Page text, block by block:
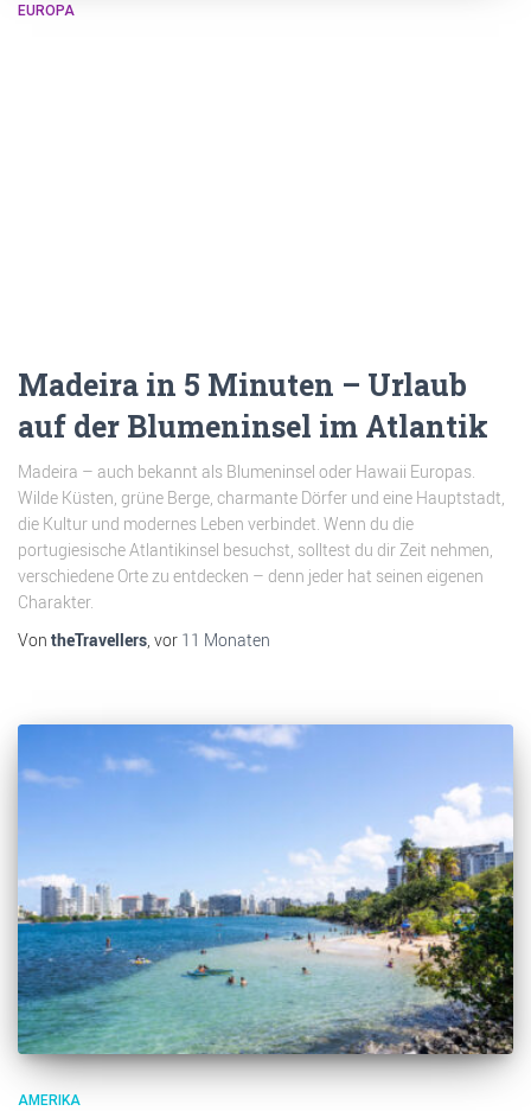
EUROPA
Madeira in 5 Minuten – Urlaub
auf der Blumeninsel im Atlantik
Madeira – auch bekannt als Blumeninsel oder Hawaii Europas.
Wilde Küsten, grüne Berge, charmante Dörfer und eine Hauptstadt,
die Kultur und modernes Leben verbindet. Wenn du die
portugiesische Atlantikinsel besuchst, solltest du dir Zeit nehmen,
verschiedene Orte zu entdecken – denn jeder hat seinen eigenen
Charakter.
Von theTravellers , vor 11 Monaten
AMERIKA